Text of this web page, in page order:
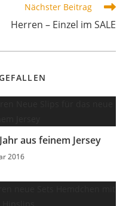
Nächster Beitrag
Herren – Einzel im SALE
aus feinem Jersey
2016